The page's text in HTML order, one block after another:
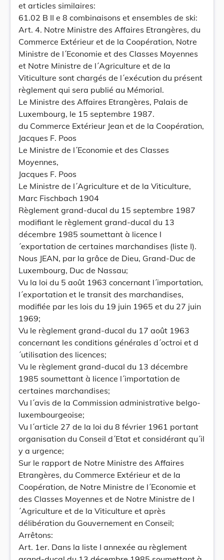
et articles similaires:
61.02 B II e 8 combinaisons et ensembles de ski:
Art. 4. Notre Ministre des Affaires Etrangères, du
Commerce Extérieur et de la Coopération, Notre
Ministre de l´Economie et des Classes Moyennes
et Notre Ministre de l´Agriculture et de la
Viticulture sont chargés de l´exécution du présent
règlement qui sera publié au Mémorial.
Le Ministre des Affaires Etrangères, Palais de
Luxembourg, le 15 septembre 1987.
du Commerce Extérieur Jean et de la Coopération,
Jacques F. Poos
Le Ministre de l´Economie et des Classes
Moyennes,
Jacques F. Poos
Le Ministre de l´Agriculture et de la Viticulture,
Marc Fischbach 1904
Règlement grand-ducal du 15 septembre 1987
modifiant le règlement grand-ducal du 13
décembre 1985 soumettant à licence l
´exportation de certaines marchandises (liste I).
Nous JEAN, par la grâce de Dieu, Grand-Duc de
Luxembourg, Duc de Nassau;
Vu la loi du 5 août 1963 concernant l´importation,
l´exportation et le transit des marchandises,
modifiée par les lois du 19 juin 1965 et du 27 juin
1969;
Vu le règlement grand-ducal du 17 août 1963
concernant les conditions générales d´octroi et d
´utilisation des licences;
Vu le règlement grand-ducal du 13 décembre
1985 soumettant à licence l´importation de
certaines marchandises;
Vu l´avis de la Commission administrative belgo-
luxembourgeoise;
Vu l´article 27 de la loi du 8 février 1961 portant
organisation du Conseil d´Etat et considérant qu´il
y a urgence;
Sur le rapport de Notre Ministre des Affaires
Etrangères, du Commerce Extérieur et de la
Coopération, de Notre Ministre de l´Economie et
des Classes Moyennes et de Notre Ministre de l
´Agriculture et de la Viticulture et après
délibération du Gouvernement en Conseil;
Arrêtons:
Art. 1er. Dans la liste I annexée au règlement